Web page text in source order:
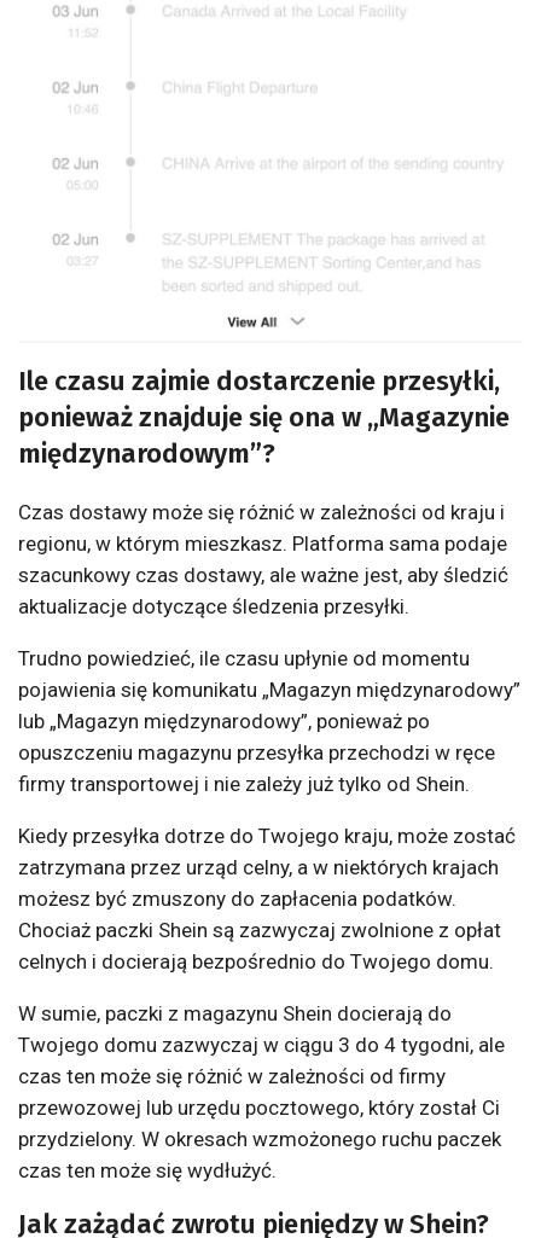
Ile czasu zajmie dostarczenie przesyłki,
ponieważ znajduje się ona w „Magazynie
międzynarodowym”?
Czas dostawy może się różnić w zależności od kraju i
regionu, w którym mieszkasz. Platforma sama podaje
szacunkowy czas dostawy, ale ważne jest, aby śledzić
aktualizacje dotyczące śledzenia przesyłki.
Trudno powiedzieć, ile czasu upłynie od momentu
pojawienia się komunikatu „Magazyn międzynarodowy”
lub „Magazyn międzynarodowy”, ponieważ po
opuszczeniu magazynu przesyłka przechodzi w ręce
firmy transportowej i nie zależy już tylko od Shein.
Kiedy przesyłka dotrze do Twojego kraju, może zostać
zatrzymana przez urząd celny, a w niektórych krajach
możesz być zmuszony do zapłacenia podatków.
Chociaż paczki Shein są zazwyczaj zwolnione z opłat
celnych i docierają bezpośrednio do Twojego domu.
W sumie, paczki z magazynu Shein docierają do
Twojego domu zazwyczaj w ciągu 3 do 4 tygodni, ale
czas ten może się różnić w zależności od firmy
przewozowej lub urzędu pocztowego, który został Ci
przydzielony. W okresach wzmożonego ruchu paczek
czas ten może się wydłużyć.
Jak zażądać zwrotu pieniędzy w Shein?